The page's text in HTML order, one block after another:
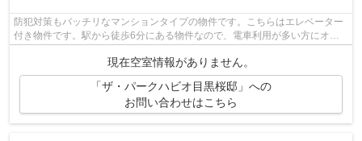
防犯対策もバッチリなマンションタイプの物件です。こちらはエレベーター
付き物件です。駅から徒歩6分にある物件なので、電車利用が多い方にオス
現在空室情報がありません。
「ザ・パークハビオ目黒桜邸」への
お問い合わせはこちら